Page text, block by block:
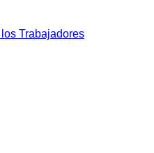
Trabajadores